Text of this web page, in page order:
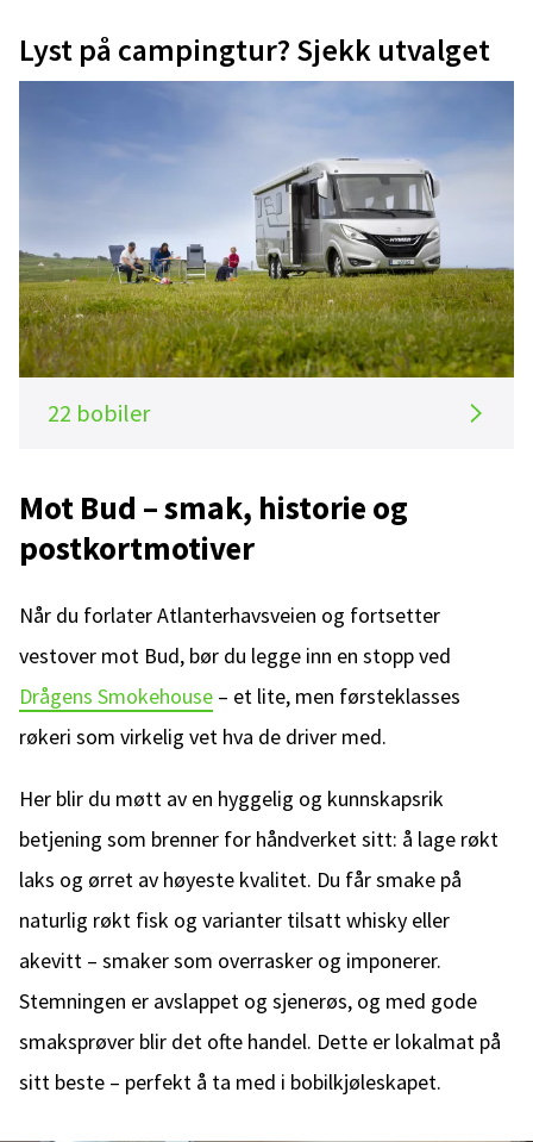
Lyst på campingtur? Sjekk utvalget
22 bobiler
Mot Bud – smak, historie og
postkortmotiver
Når du forlater Atlanterhavsveien og fortsetter
vestover mot Bud, bør du legge inn en stopp ved
Drågens Smokehouse – et lite, men førsteklasses
røkeri som virkelig vet hva de driver med.
Her blir du møtt av en hyggelig og kunnskapsrik
betjening som brenner for håndverket sitt: å lage røkt
laks og ørret av høyeste kvalitet. Du får smake på
naturlig røkt fisk og varianter tilsatt whisky eller
akevitt – smaker som overrasker og imponerer.
Stemningen er avslappet og sjenerøs, og med gode
smaksprøver blir det ofte handel. Dette er lokalmat på
sitt beste – perfekt å ta med i bobilkjøleskapet.